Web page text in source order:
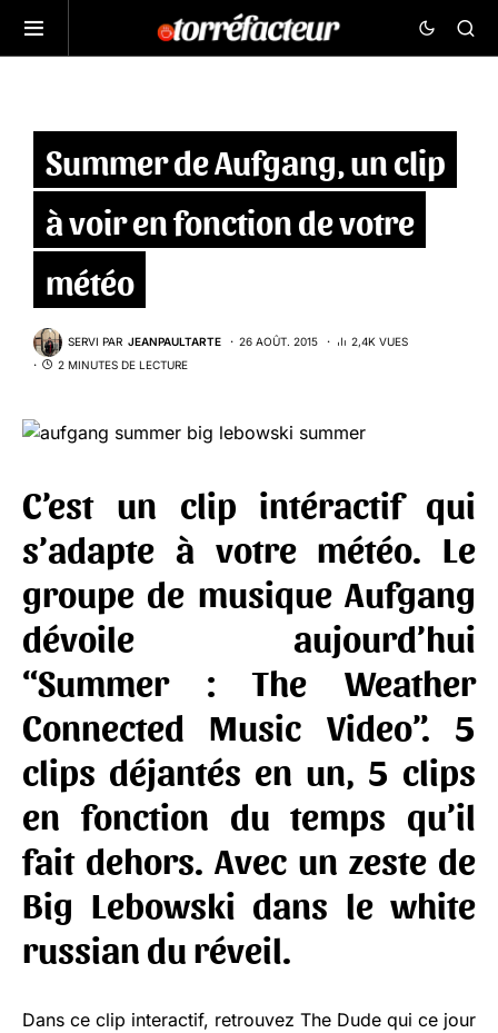
Summer de Aufgang, un clip
à voir en fonction de votre
météo
SERVI PAR JEANPAULTARTE 26 AOÛT. 2015
2,4K VUES
2 MINUTES DE LECTURE
C’est un clip intéractif qui
s’adapte à votre météo. Le
groupe de musique Aufgang
dévoile aujourd’hui
“Summer : The Weather
Connected Music Video”. 5
clips déjantés en un, 5 clips
en fonction du temps qu’il
fait dehors. Avec un zeste de
Big Lebowski dans le white
russian du réveil.
Dans ce clip interactif, retrouvez The Dude qui ce jour